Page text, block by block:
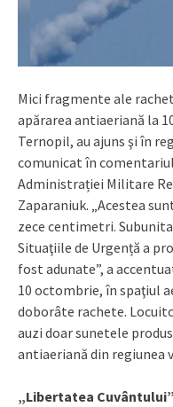
Mici fragmente ale
apărarea antiaeriană la
Ternopil, au ajuns şi în
comunicat în
Administrației Militare
Zaparaniuk. „Acestea
zece centimetri.
Situaţiile de Urgență a
fost adunate”, a
10 octombrie, în spaţiul
doborâte rachete.
auzi doar sunetele
antiaeriană din regiunea
„Libertatea